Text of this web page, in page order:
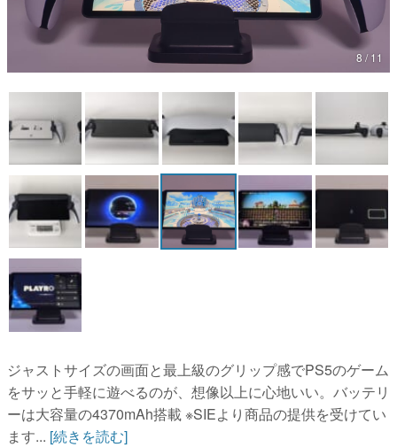
カテゴリ
マンガ
女性向け
アプリレビュー
その他
電ファミニコゲーマーとは？
運営：株式会社マレ
8 / 11
ジャストサイズの画面と最上級のグリップ感でPS5のゲーム
をサッと手軽に遊べるのが、想像以上に心地いい。バッテリ
ーは大容量の4370mAh搭載 ※SIEより商品の提供を受けてい
ます... [続きを読む]